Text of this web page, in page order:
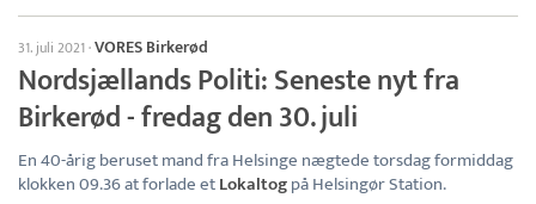
31. juli 2021·VORES Birkerød
Nordsjællands Politi: Seneste nyt fra
Birkerød - fredag den 30. juli
En 40-årig beruset mand fra Helsinge nægtede torsdag formiddag
klokken 09.36 at forlade etLokaltogpå Helsingør Station.